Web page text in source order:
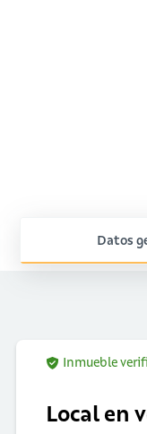
Datos
Inmueble
Local en